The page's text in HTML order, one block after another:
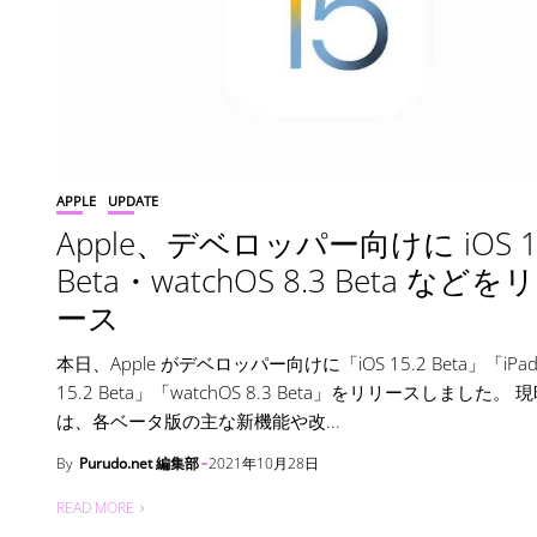
APPLE UPDATE
Apple、デベロッパー向けに iOS
Beta・watchOS 8.3 Beta などを
ース
本日、Apple がデベロッパー向けに「iOS 15.2 Beta」「
15.2 Beta」「watchOS 8.3 Beta」をリリースしました。
は、各ベータ版の主な新機能や改...
By Purudo.net 編集部 2021年10月28日
READ MORE